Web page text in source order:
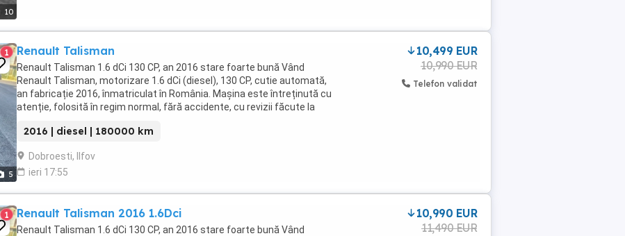
10
5
1 Renault Talisman
Renault Talisman 1.6 dCi 130 CP, an 2016 stare foarte bună Vând
Renault Talisman, motorizare 1.6 dCi (diesel), 130 CP, cutie automată,
an fabricație 2016, înmatriculat în România. Mașina este întreținută cu
atenție, folosită în regim normal, fără accidente, cu revizii făcute la
2016 | diesel | 180000 km
Dobroesti, Ilfov
ieri 17:55
10,499 EUR
10,990 EUR
Telefon validat
1 Renault Talisman 2016 1.6Dci
Renault Talisman 1.6 dCi 130 CP, an 2016 stare foarte bună Vând
10,990 EUR
11,490 EUR